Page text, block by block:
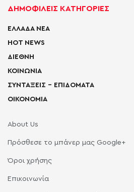
ΔΗΜΟΦΙΛΕΙΣ ΚΑΤΗΓΟΡΙΕΣ
ΕΛΛΑΔΑ ΝΕΑ
HOT NEWS
ΔΙΕΘΝΗ
ΚΟΙΝΩΝΙΑ
ΣΥΝΤΑΞΕΙΣ – ΕΠΙΔΟΜΑΤΑ
ΟΙΚΟΝΟΜΙΑ
About Us
Πρόσθεσε το μπάνερ μας Google+
Όροι χρήσης
Επικοινωνία